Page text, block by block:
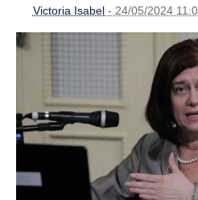
Victoria Isabel- 24/05/2024